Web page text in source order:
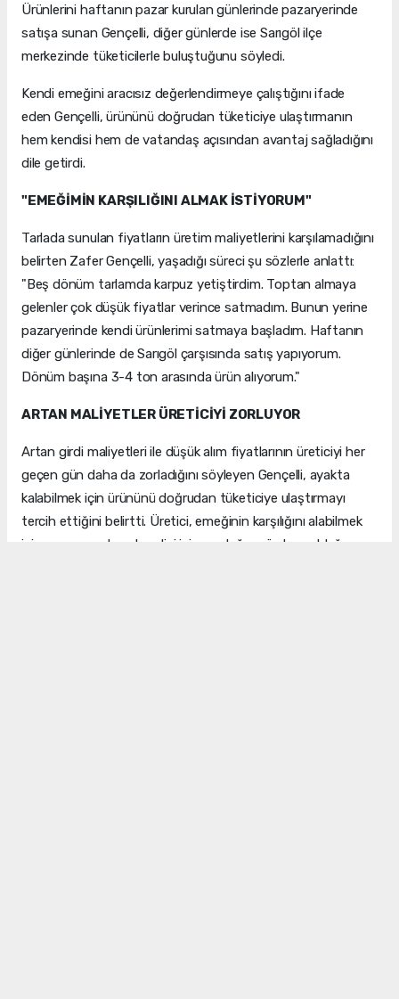
Ürünlerini haftanın pazar kurulan günlerinde pazaryerinde
satışa sunan Gençelli, diğer günlerde ise Sarıgöl ilçe
merkezinde tüketicilerle buluştuğunu söyledi.
Kendi emeğini aracısız değerlendirmeye çalıştığını ifade
eden Gençelli, ürününü doğrudan tüketiciye ulaştırmanın
hem kendisi hem de vatandaş açısından avantaj sağladığını
dile getirdi.
"EMEĞİMİN KARŞILIĞINI ALMAK İSTİYORUM"
Tarlada sunulan fiyatların üretim maliyetlerini karşılamadığını
belirten Zafer Gençelli, yaşadığı süreci şu sözlerle anlattı:
"Beş dönüm tarlamda karpuz yetiştirdim. Toptan almaya
gelenler çok düşük fiyatlar verince satmadım. Bunun yerine
pazaryerinde kendi ürünlerimi satmaya başladım. Haftanın
diğer günlerinde de Sarıgöl çarşısında satış yapıyorum.
Dönüm başına 3-4 ton arasında ürün alıyorum."
ARTAN MALİYETLER ÜRETİCİYİ ZORLUYOR
Artan girdi maliyetleri ile düşük alım fiyatlarının üreticiyi her
geçen gün daha da zorladığını söyleyen Gençelli, ayakta
kalabilmek için ürününü doğrudan tüketiciye ulaştırmayı
tercih ettiğini belirtti. Üretici, emeğinin karşılığını alabilmek
için aracısız satışın kendisi için en doğru yöntem olduğunu